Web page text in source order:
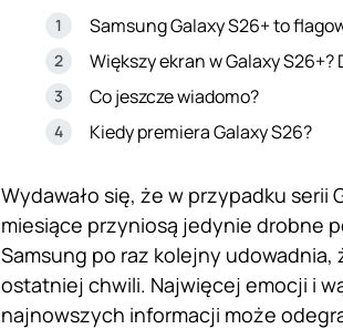
Samsung Galaxy S26+ to
Większy ekran w Galaxy
Co jeszcze wiadomo?
Kiedy premiera Galaxy S26?
Wydawało się, że w przypadku serii
miesiące przyniosą jedynie drobne
Samsung po raz kolejny
ostatniej chwili. Najwięcej emocji i
najnowszych informacji może